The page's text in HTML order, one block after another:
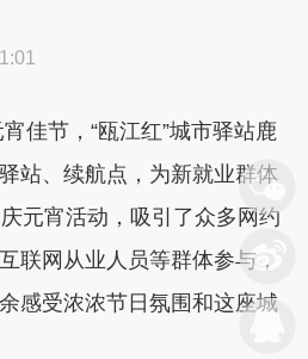
节，“瓯江红”城市驿站鹿
站、续航点，为新就业群体
元宵活动，吸引了众多网约
联网从业人员等群体参与，
感受浓浓节日氛围和这座城